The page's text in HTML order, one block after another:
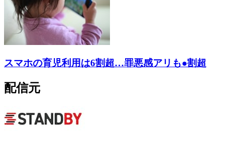
スマホの育児利用は6割超…罪悪感アリも●割超
配信元